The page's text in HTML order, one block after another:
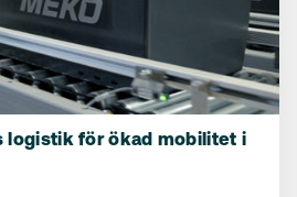
logistik för ökad mobilitet i